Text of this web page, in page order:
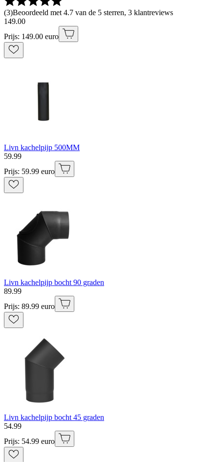
(3)Beoordeeld met 4.7 van de 5 sterren, 3 klantreviews
149.00
Prijs: 149.00 euro
Livn kachelpijp 500MM
59.99
Prijs: 59.99 euro
Livn kachelpijp bocht 90 graden
89.99
Prijs: 89.99 euro
Livn kachelpijp bocht 45 graden
54.99
Prijs: 54.99 euro